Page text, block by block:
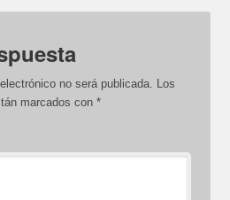
no será publicada. Los
marcados con*